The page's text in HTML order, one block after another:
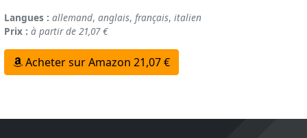
Langues : allemand, anglais, français, italien
Prix : à partir de 21,07 €
Acheter sur Amazon 21,07 €